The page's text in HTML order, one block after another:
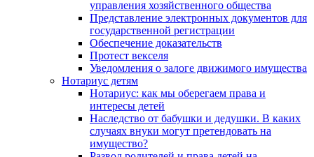
управления хозяйственного общества
Представление электронных документов для
государственной регистрации
Обеспечение доказательств
Протест векселя
Уведомления о залоге движимого имущества
Нотариус детям
Нотариус: как мы оберегаем права и
интересы детей
Наследство от бабушки и дедушки. В каких
случаях внуки могут претендовать на
имущество?